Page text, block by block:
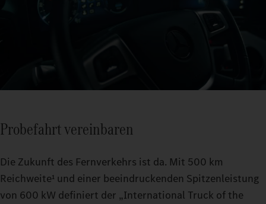
Probefahrt vereinbaren
Die Zukunft des Fernverkehrs ist da. Mit 500 km
Reichweite¹ und einer beeindruckenden Spitzenleistung
von 600 kW definiert der „International Truck of the